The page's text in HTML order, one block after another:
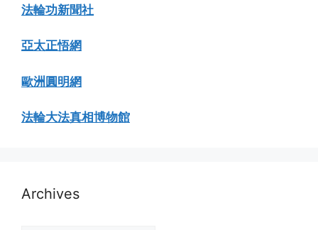
法輪功新聞社
亞太正悟網
歐洲圓明網
法輪大法真相博物館
Archives